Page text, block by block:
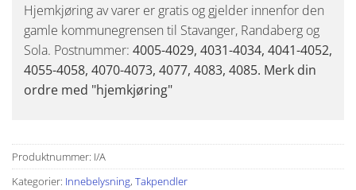
Hjemkjøring av varer er gratis og gjelder innenfor den
gamle kommunegrensen til Stavanger, Randaberg og
Sola. Postnummer: 4005-4029, 4031-4034, 4041-4052,
4055-4058, 4070-4073, 4077, 4083, 4085. Merk din
ordre med "hjemkjøring"
Produktnummer: I/A
Kategorier: Innebelysning, Takpendler